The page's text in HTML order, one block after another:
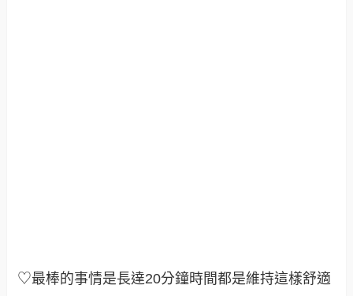
♡最棒的事情是長達20分鐘時間都是維持這樣舒適